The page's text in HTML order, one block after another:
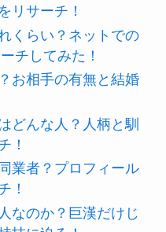
リサーチ！
くらい？ネットでの
チしてみた！
お相手の有無と結婚
どんな人？人柄と馴
！
業者？プロフィール
！
なのか？巨漢だけじ